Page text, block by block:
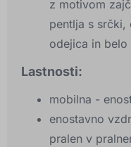
z motivom
pentlja s srčki,
odejica in belo
Lastnosti:
mobilna -
enostavno
pralen v